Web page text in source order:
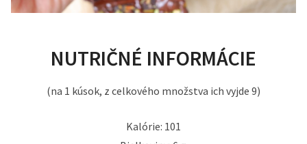
NUTRIČNÉ INFORMÁCIE
(na 1 kúsok, z celkového množstva ich vyjde 9)
Kalórie: 101